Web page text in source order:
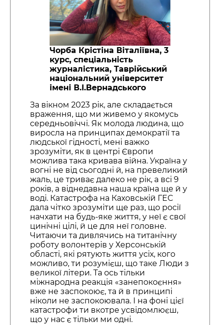
Чорба Крістіна Віталіївна, 3
курс, спеціальність
журналістика, Таврійський
національний університет
імені В.І.Вернадського
За вікном 2023 рік, але складається
враження, що ми живемо у якомусь
середньовіччі. Як молода людина, що
виросла на принципах демократії та
людської гідності, мені важко
зрозуміти, як в центрі Європи
можлива така кривава війна. Україна у
вогні не від сьогодні й, на превеликий
жаль, це триває далеко не рік, а всі 9
років, а віднедавна наша країна ще й у
воді. Катастрофа на Каховській ГЕС
дала чітко зрозуміти ще раз, що росії
начхати на будь-яке життя, у неї є свої
цинічні цілі, й це для неї головне.
Читаючи та дивлячись на титанічну
роботу волонтерів у Херсонській
області, які рятують життя усіх, кого
можливо, ти розумієш, що таке Люди з
великої літери. Та ось тільки
міжнародна реакція «занепокоєння»
вже не заспокоює, та й в принципі
ніколи не заспокоювала. І на фоні цієї
катастрофи ти вкотре усвідомлюєш,
що у нас є тільки ми одні.